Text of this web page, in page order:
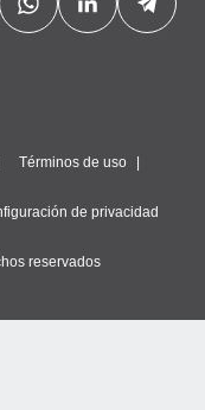
Términos de uso
de privacidad
reservados